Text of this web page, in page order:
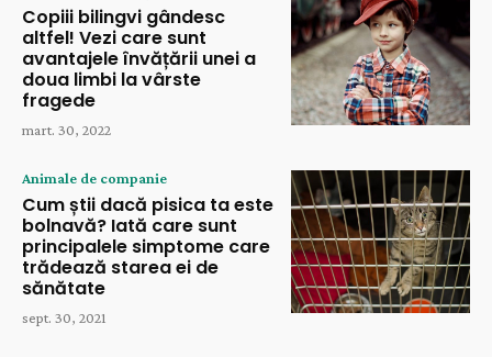
Copiii bilingvi gândesc
altfel! Vezi care sunt
avantajele învățării unei a
doua limbi la vârste
fragede
mart. 30, 2022
Animale de companie
Cum știi dacă pisica ta este
bolnavă? Iată care sunt
principalele simptome care
trădează starea ei de
sănătate
sept. 30, 2021